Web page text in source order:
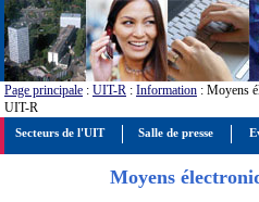
Page principale : UIT-R : Information : Moyens
UIT-R
Moyens
Secteurs de l'UIT Salle de presse